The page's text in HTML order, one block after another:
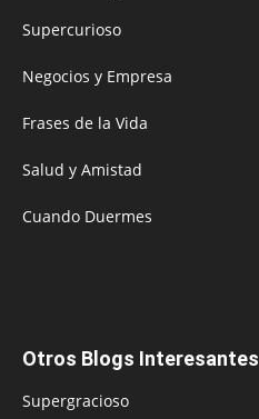
Supercurioso
Negocios y Empresa
Frases de la Vida
Salud y Amistad
Cuando Duermes
Otros Blogs Interesantes
Supergracioso